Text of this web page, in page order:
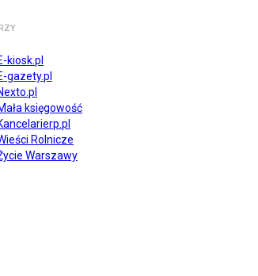
kiosk.pl
gazety.pl
księgowość
Rolnicze
Warszawy